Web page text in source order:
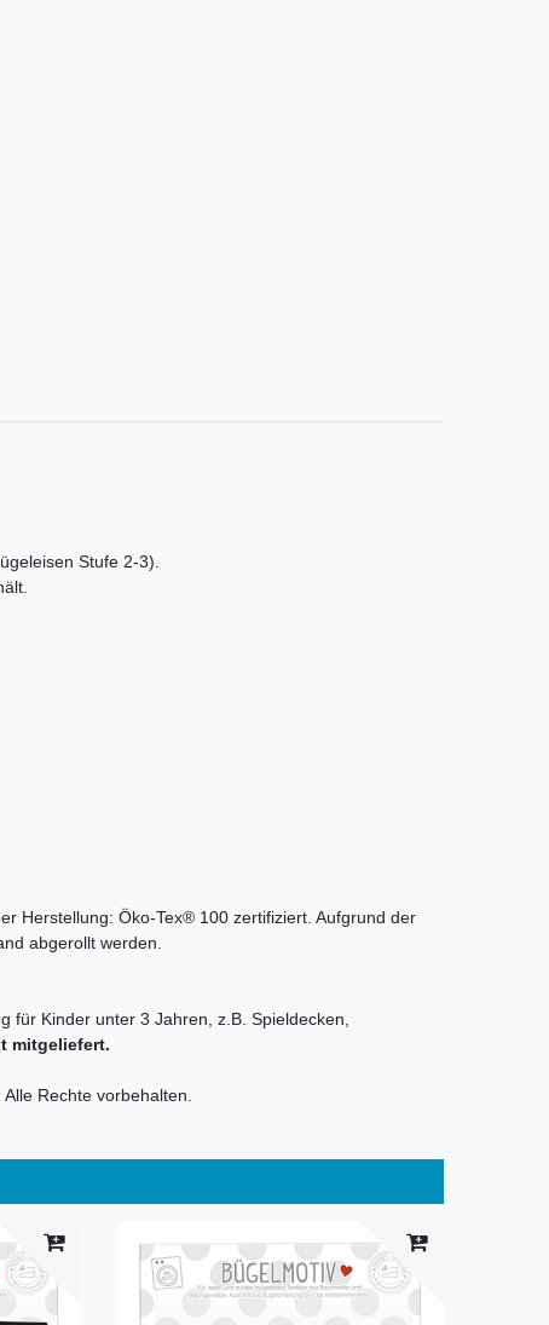
Stufe 2-3).
Herstellung: Öko-Tex® 100 zertifiziert. Aufgrund der
abgerollt werden.
für Kinder unter 3 Jahren, z.B. Spieldecken,
mitgeliefert.
Rechte vorbehalten.